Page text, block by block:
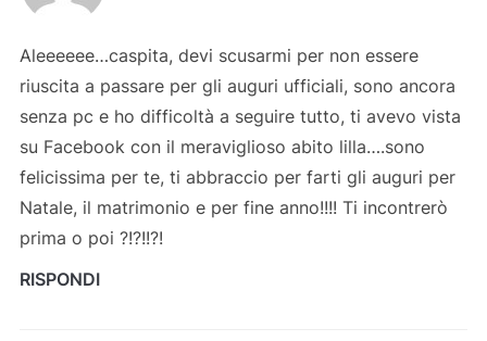
Aleeeeee…caspita, devi scusarmi per non essere
riuscita a passare per gli auguri ufficiali, sono ancora
senza pc e ho difficoltà a seguire tutto, ti avevo vista
su Facebook con il meraviglioso abito lilla….sono
felicissima per te, ti abbraccio per farti gli auguri per
Natale, il matrimonio e per fine anno!!!! Ti incontrerò
prima o poi ?!?!!?!
RISPONDI